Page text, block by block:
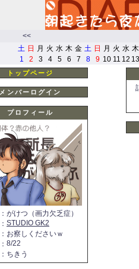
<<
土 日 月 火 水 木 金 土 日 月 火 水 木
1
2 3 4 5 6 7 8 9 10 11 12 13
トップページ
メンバーログイン
プロフィール
： がけつ（画力欠乏症）
： STUDIO GK2
： お察しくださいｗ
： 8/22
： ちきう